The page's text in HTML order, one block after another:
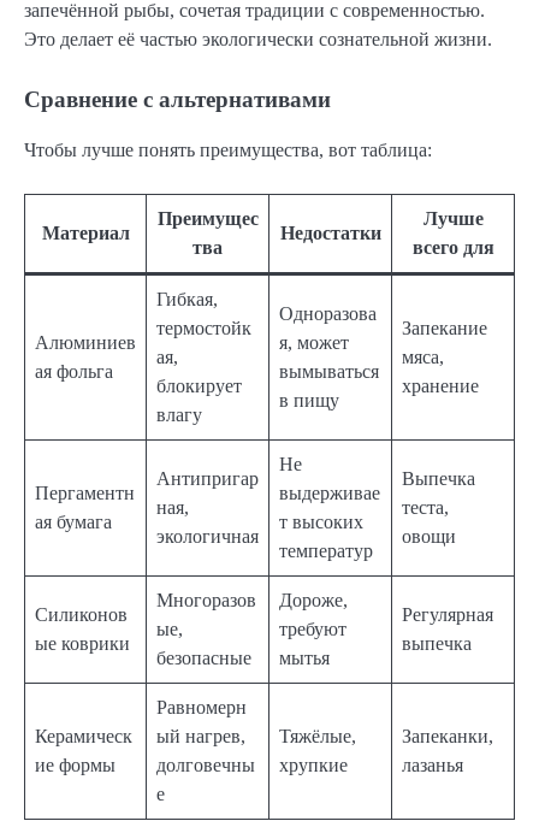
запечённой рыбы, сочетая традиции с современностью.
Это делает её частью экологически сознательной жизни.
Сравнение с альтернативами
Чтобы лучше понять преимущества, вот таблица:
Материал
Преимущес
тва
Недостатки
Лучше
всего для
Алюминиев
ая фольга
Гибкая,
термостойк
ая,
блокирует
влагу
Одноразова
я, может
вымываться
в пищу
Запекание
мяса,
хранение
Пергаментн
ая бумага
Антипригар
ная,
экологичная
Не
выдерживае
т высоких
температур
Выпечка
теста,
овощи
Силиконов
ые коврики
Многоразов
ые,
безопасные
Дороже,
требуют
мытья
Регулярная
выпечка
Керамическ
ие формы
Равномерн
ый нагрев,
долговечны
е
Тяжёлые,
хрупкие
Запеканки,
лазанья